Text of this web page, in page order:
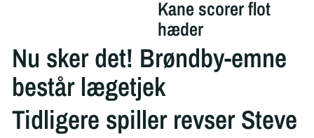
Kane scorer flot
hæder
Nu sker det! Brøndby-emne
består lægetjek
Tidligere spiller revser Steve